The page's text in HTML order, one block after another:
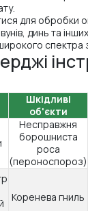
для обробки
динь та
спектра
Шкідливі
об'єкти
Несправжня
борошниста
роса
(пероноспороз)
Коренева гниль